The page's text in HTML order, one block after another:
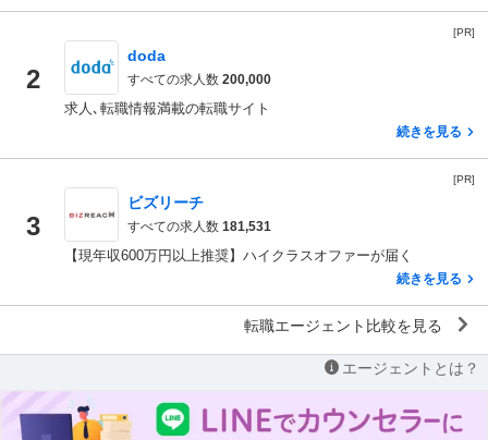
[PR]
2
doda
すべての求人数 200,000
求人､転職情報満載の転職サイト
続きを見る
[PR]
3
ビズリーチ
すべての求人数 181,531
【現年収600万円以上推奨】ハイクラスオファーが届く
続きを見る
転職エージェント比較を見る
エージェントとは？